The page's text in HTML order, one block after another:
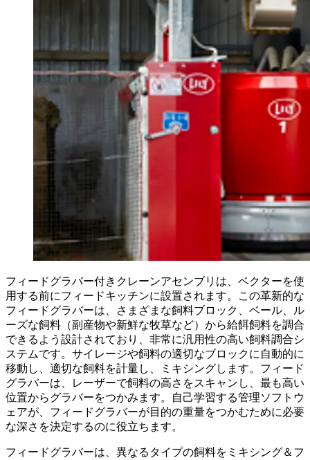
フィードグラバー付きクレーンアセンブリは、ベクターを使
用する前にフィードキッチンに設置されます。この革新的な
フィードグラバーは、さまざまな飼料ブロック、ベール、ル
ーズな飼料（副産物や新鮮な牧草など）から給餌飼料を調合
できるよう設計されており、非常に汎用性の高い飼料調合シ
ステムです。サイレージや飼料の適切なブロックに自動的に
移動し、適切な飼料を計量し、ミキシングします。フィード
グラバーは、レーザーで飼料の高さをスキャンし、最も高い
位置からグラバーをつかみます。自己学習する管理ソフトウ
ェアが、フィードグラバーが目的の重量をつかむために必要
な深さを決定するのに役立ちます。
フィードグラバーは、異なるタイプの飼料をミキシング＆フ